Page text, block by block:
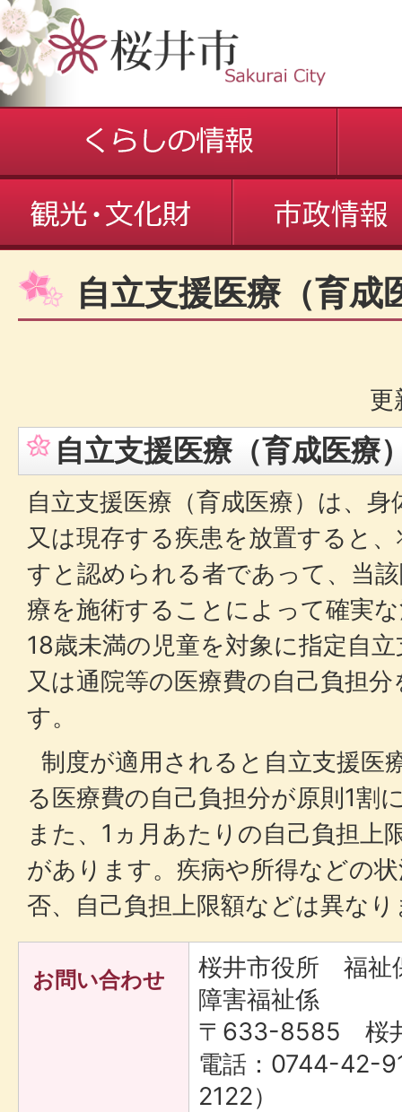
自立支援医療（育成
更
自立支援医療（育成医療
自立支援医療（育成医療）は、
又は現存する疾患を放置すると
すと認められる者であって、当
療を施術することによって確実
18歳未満の児童を対象に指定自
又は通院等の医療費の自己負担
す。
制度が適用されると自立支援医
る医療費の自己負担分が原則1割
また、1ヵ月あたりの自己負担上
があります。疾病や所得などの
否、自己負担上限額などは異な
お問い合わせ
桜井市役所 福
障害福祉係
〒633-8585 桜
電話：0744-42-
2122）